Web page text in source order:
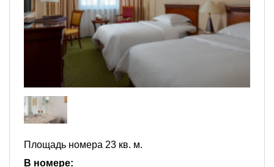
Площадь номера 23 кв. м.
В номере: